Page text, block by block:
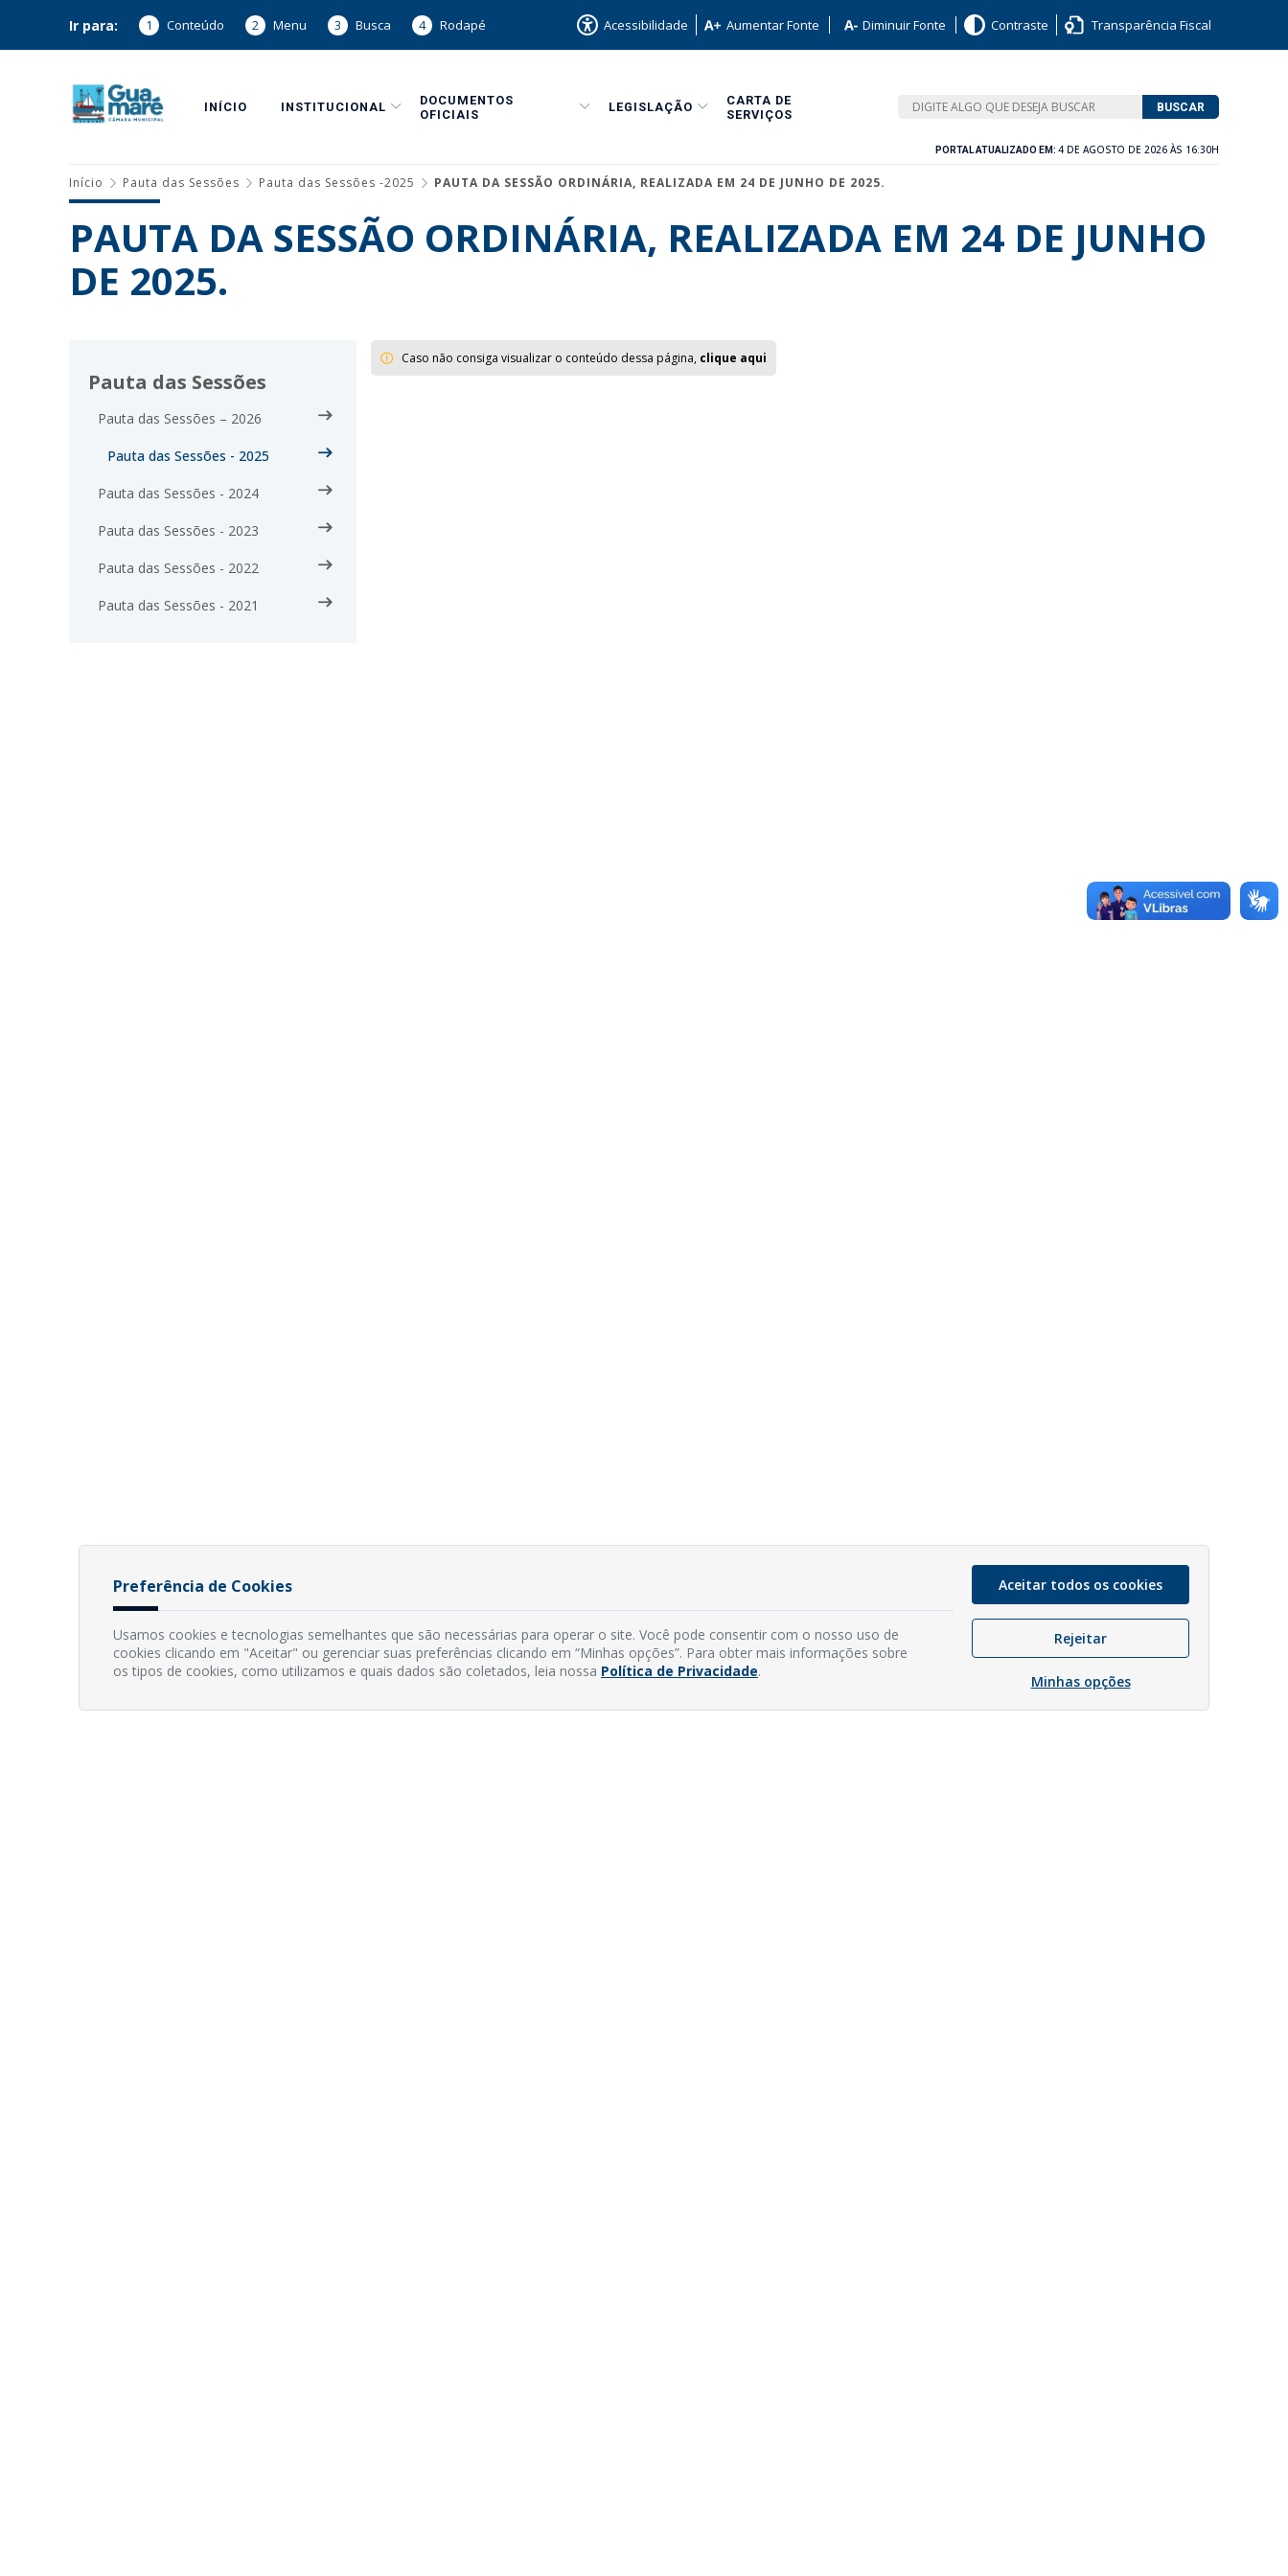
Ir para: 1 Conteúdo 2 Menu 3 Busca 4 Rodapé Acessibilidade Aumentar Fonte Diminuir Fonte Contraste Transparência Fiscal
INÍCIO INSTITUCIONAL
DOCUMENTOS
OFICIAIS
LEGISLAÇÃO
CARTA DE
SERVIÇOS
BUSCAR
PORTAL ATUALIZADO EM: 4 DE AGOSTO DE 2026 ÀS 16:30H
Início Pauta das Sessões Pauta das Sessões -2025 PAUTA DA SESSÃO ORDINÁRIA, REALIZADA EM 24 DE JUNHO DE 2025.
PAUTA DA SESSÃO ORDINÁRIA, REALIZADA EM 24 DE JUNHO
DE 2025.
Pauta das Sessões
Pauta das Sessões – 2026
Pauta das Sessões - 2025
Pauta das Sessões - 2024
Pauta das Sessões - 2023
Pauta das Sessões - 2022
Pauta das Sessões - 2021
Caso não consiga visualizar o conteúdo dessa página, clique aqui
Preferência de Cookies
Usamos cookies e tecnologias semelhantes que são necessárias para operar o site. Você pode consentir com o nosso uso de
cookies clicando em "Aceitar" ou gerenciar suas preferências clicando em “Minhas opções”. Para obter mais informações sobre
os tipos de cookies, como utilizamos e quais dados são coletados, leia nossa Política de Privacidade.
Aceitar todos os cookies
Rejeitar
Minhas opções